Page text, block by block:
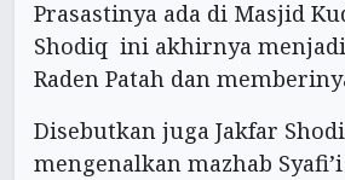
Prasastinya ada di Masjid
Shodiq ini akhirnya
Raden Patah dan
Disebutkan juga Jakfar
mengenalkan mazhab